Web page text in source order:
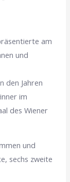
am
und
den Jahren
im
des Wiener
und
sechs zweite